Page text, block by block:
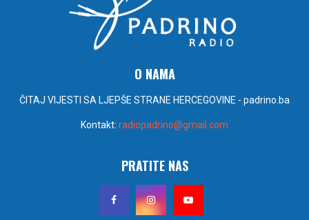
O NAMA
ČITAJ VIJESTI SA LJEPŠE STRANE HERCEGOVINE - padrino.ba
Kontakt: radiopadrino@gmail.com
PRATITE NAS